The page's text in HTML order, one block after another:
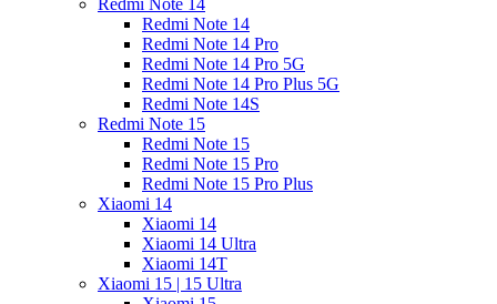
Redmi Note 14
Redmi Note 14
Redmi Note 14 Pro
Redmi Note 14 Pro 5G
Redmi Note 14 Pro Plus 5G
Redmi Note 14S
Redmi Note 15
Redmi Note 15
Redmi Note 15 Pro
Redmi Note 15 Pro Plus
Xiaomi 14
Xiaomi 14
Xiaomi 14 Ultra
Xiaomi 14T
Xiaomi 15 | 15 Ultra